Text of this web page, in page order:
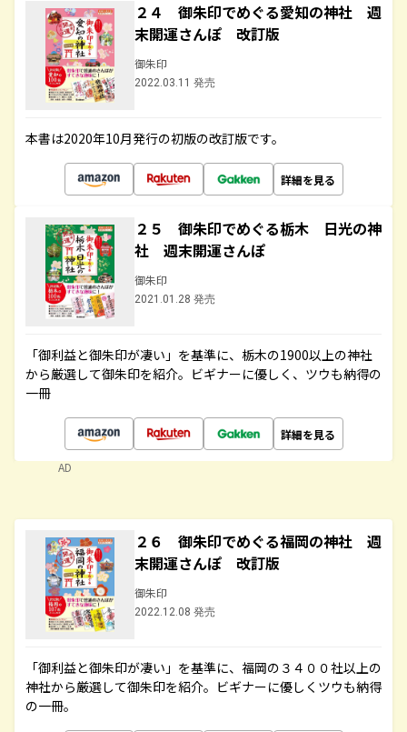
２４ 御朱印でめぐる愛知の神社 週
末開運さんぽ 改訂版
御朱印
2022.03.11 発売
本書は2020年10月発行の初版の改訂版です。
詳細を見る
２５ 御朱印でめぐる栃木 日光の神
社 週末開運さんぽ
御朱印
2021.01.28 発売
「御利益と御朱印が凄い」を基準に、栃木の1900以上の神社
から厳選して御朱印を紹介。ビギナーに優しく、ツウも納得の
一冊
詳細を見る
AD
２６ 御朱印でめぐる福岡の神社 週
末開運さんぽ 改訂版
御朱印
2022.12.08 発売
「御利益と御朱印が凄い」を基準に、福岡の３４００社以上の
神社から厳選して御朱印を紹介。ビギナーに優しくツウも納得
の一冊。